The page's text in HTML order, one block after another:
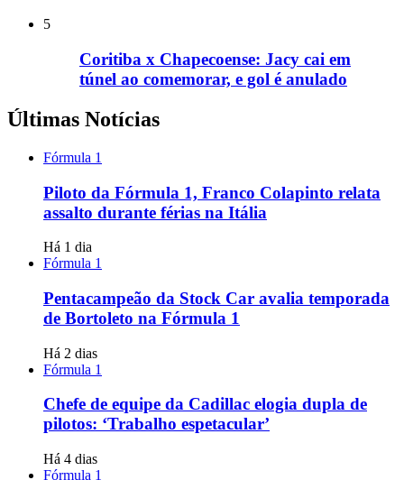
5
Coritiba x Chapecoense: Jacy cai em
túnel ao comemorar, e gol é anulado
Últimas Notícias
Fórmula 1
Piloto da Fórmula 1, Franco Colapinto relata
assalto durante férias na Itália
Há 1 dia
Fórmula 1
Pentacampeão da Stock Car avalia temporada
de Bortoleto na Fórmula 1
Há 2 dias
Fórmula 1
Chefe de equipe da Cadillac elogia dupla de
pilotos: ‘Trabalho espetacular’
Há 4 dias
Fórmula 1